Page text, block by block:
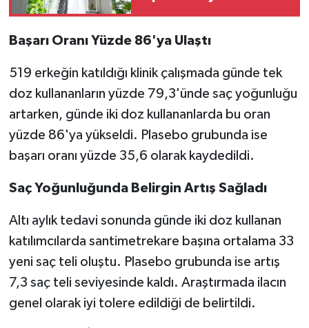
Başarı Oranı Yüzde 86'ya Ulaştı
519 erkeğin katıldığı klinik çalışmada günde tek
doz kullananların yüzde 79,3'ünde saç yoğunluğu
artarken, günde iki doz kullananlarda bu oran
yüzde 86'ya yükseldi. Plasebo grubunda ise
başarı oranı yüzde 35,6 olarak kaydedildi.
Saç Yoğunluğunda Belirgin Artış Sağladı
Altı aylık tedavi sonunda günde iki doz kullanan
katılımcılarda santimetrekare başına ortalama 33
yeni saç teli oluştu. Plasebo grubunda ise artış
7,3 saç teli seviyesinde kaldı. Araştırmada ilacın
genel olarak iyi tolere edildiği de belirtildi.